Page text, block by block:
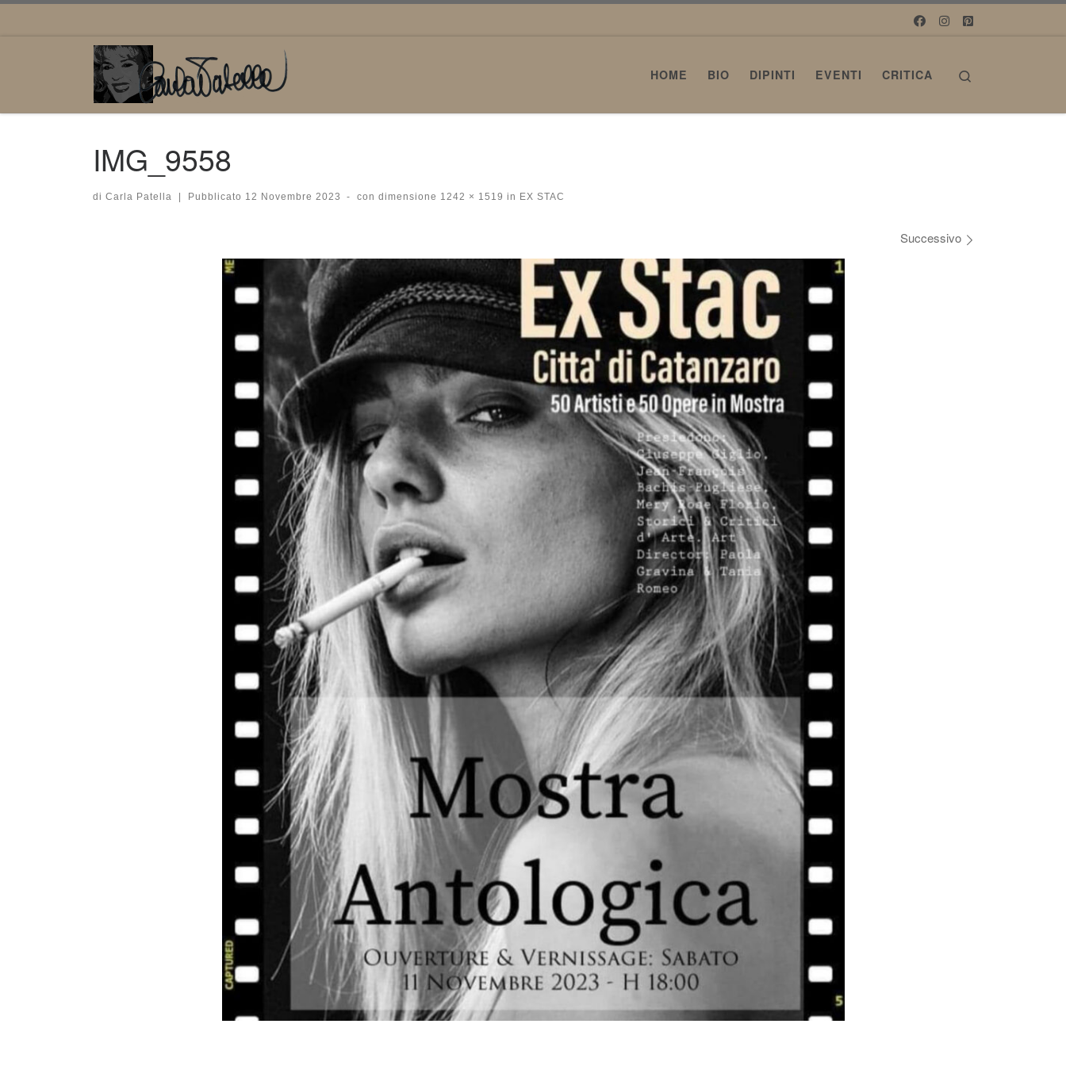
HOME BIO DIPINTI EVENTI CRITICA
IMG_9558
di Carla Patella Pubblicato 12 Novembre 2023 - con dimensione 1242 × 1519 in EX STAC
Successivo